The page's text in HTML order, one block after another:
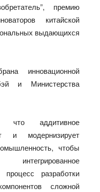
премию
китайской
выдающихся
инновационной
и Министерства
аддитивное
и модернизирует
чтобы
разработки
сложной